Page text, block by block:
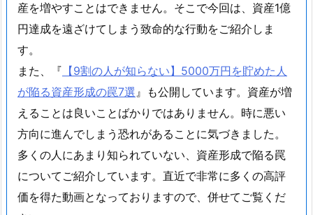
産を増やすことはできません。そこで今回は、資産1億
円達成を遠ざけてしまう致命的な行動をご紹介しま
す。
また、『 【9割の人が知らない】5000万円を貯めた人
が陥る資産形成の罠7選』も公開しています。資産が増
えることは良いことばかりではありません。時に悪い
方向に進んでしまう恐れがあることに気づきました。
多くの人にあまり知られていない、資産形成で陥る罠
についてご紹介しています。直近で非常に多くの高評
価を得た動画となっておりますので、併せてご覧くだ